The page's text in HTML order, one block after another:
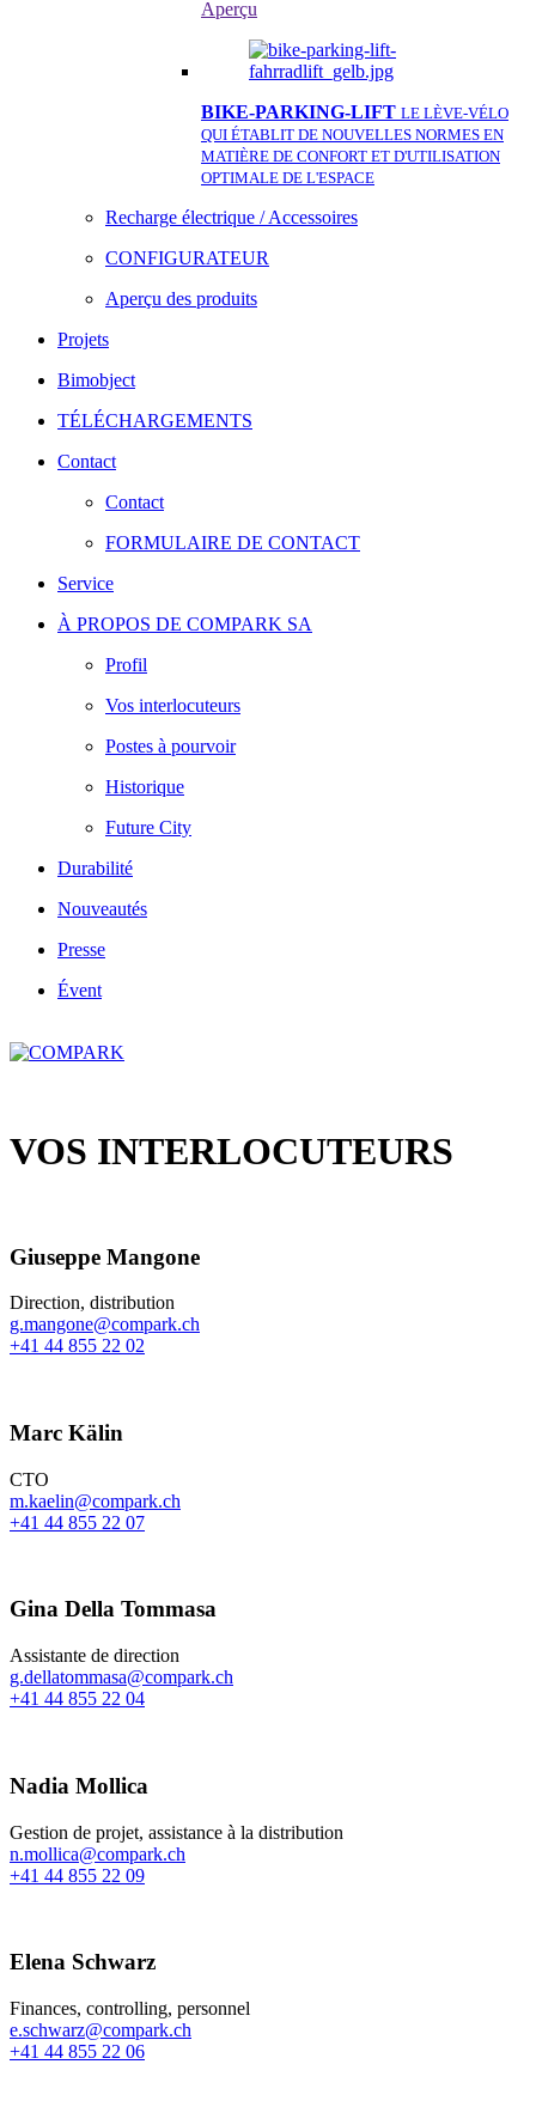
Aperçu
BIKE-PARKING-LIFT LE LÈVE-VÉLO
QUI ÉTABLIT DE NOUVELLES NORMES EN
MATIÈRE DE CONFORT ET D'UTILISATION
OPTIMALE DE L'ESPACE
Recharge électrique / Accessoires
CONFIGURATEUR
Aperçu des produits
Projets
Bimobject
TÉLÉCHARGEMENTS
Contact
Contact
FORMULAIRE DE CONTACT
Service
À PROPOS DE COMPARK SA
Profil
Vos interlocuteurs
Postes à pourvoir
Historique
Future City
Durabilité
Nouveautés
Presse
Évent
VOS INTERLOCUTEURS
Giuseppe Mangone
Direction, distribution
g.mangone@compark.ch
+41 44 855 22 02
Marc Kälin
CTO
m.kaelin@compark.ch
+41 44 855 22 07
Gina Della Tommasa
Assistante de direction
g.dellatommasa@compark.ch
+41 44 855 22 04
Nadia Mollica
Gestion de projet, assistance à la distribution
n.mollica@compark.ch
+41 44 855 22 09
Elena Schwarz
Finances, controlling, personnel
e.schwarz@compark.ch
+41 44 855 22 06